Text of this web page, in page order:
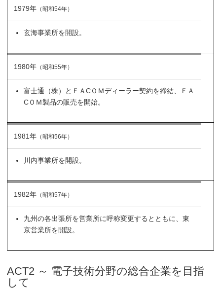
1979年（昭和54年）
玄海事業所を開設。
1980年（昭和55年）
富士通（株）とＦＡCＯＭディーラー契約を締結、ＦＡ
CＯＭ製品の販売を開始。
1981年（昭和56年）
川内事業所を開設。
1982年（昭和57年）
九州の各出張所を営業所に呼称変更するとともに、東
京営業所を開設。
ACT2 ～ 電子技術分野の総合企業を目指
して